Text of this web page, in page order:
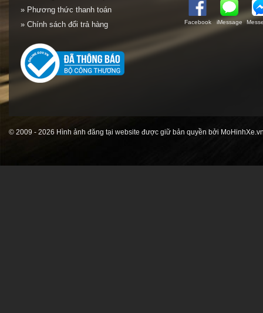
» Phương thức thanh toán
» Chính sách đổi trả hàng
Facebook iMessage
© 2009 - 2026 Hình ảnh đăng tại website được giữ bản quyền bởi